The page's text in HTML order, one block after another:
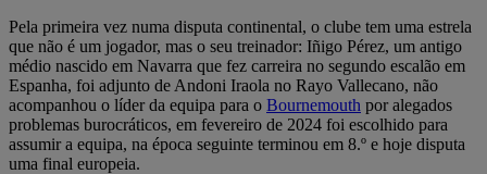
Pela primeira vez numa disputa continental, o clube tem uma estrela
que não é um jogador, mas o seu treinador: Iñigo Pérez, um antigo
médio nascido em Navarra que fez carreira no segundo escalão em
Espanha, foi adjunto de Andoni Iraola no Rayo Vallecano, não
acompanhou o líder da equipa para o Bournemouth por alegados
problemas burocráticos, em fevereiro de 2024 foi escolhido para
assumir a equipa, na época seguinte terminou em 8.º e hoje disputa
uma final europeia.